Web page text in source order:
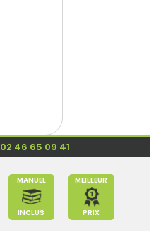
02 46 65 09 41
MANUEL
INCLUS
MEILLEUR
PRIX